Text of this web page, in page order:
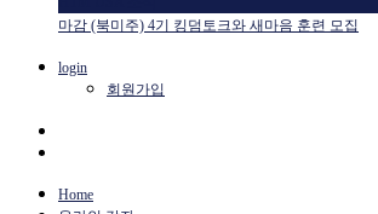
마감 (북미주) 4기 킹덤토크와 새마음 훈련 모집
login
회원가입
Home